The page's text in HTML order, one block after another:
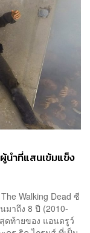
นำที่แสนเข้มแข็ง
Walking Dead ซี
าถึง 8 ปี (2010-
ท้ายของ แอนดรูว์